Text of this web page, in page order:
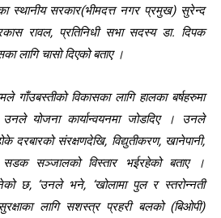
स्थानीय सरकार(भीमदत्त नगर प्रमुख) सुरेन्द
रावल, प्रतिनिधी सभा सदस्य डा. दिपक
लागि चासो दिएको बताए ।
गाँउबस्तीको विकासका लागि हालका बर्षहरुमा
योजना कार्यान्वयनमा जोडदिए । उनले
दरबारको संरक्षणदेखि, विद्युतीकरण, खानेपानी,
सडक सञ्जालको विस्तार भईरहेको बताए ।
छ, ‘उनले भने, ‘खोलामा पुल र स्तरोन्नती
लागि सशस्त्र प्रहरी बलको (बिओपी)